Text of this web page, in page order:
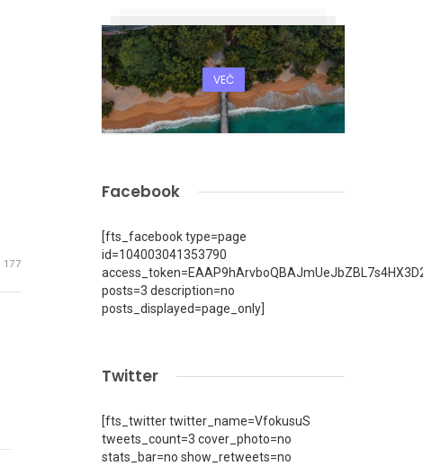
177
VEČ
Facebook
[fts_facebook type=page
id=104003041353790
posts=3 description=no
posts_displayed=page_only]
Twitter
[fts_twitter twitter_name=VfokusuS
tweets_count=3 cover_photo=no
stats_bar=no show_retweets=no